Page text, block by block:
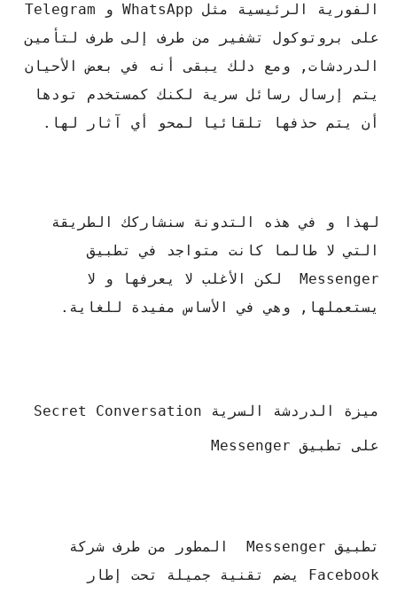
الفورية الرئيسية مثل WhatsApp و Telegram
على بروتوكول تشفير من طرف إلى طرف لتأمين
الدردشات, ومع دلك يبقى أنه في بعض الأحيان
يتم إرسال رسائل سرية لكنك كمستخدم تودها
أن يتم حذفها تلقائيا لمحو أي آثار لها.
لهذا و في هذه التدونة سنشاركك الطريقة
التي لا طالما كانت متواجد في تطبيق
Messenger لكن الأغلب لا يعرفها و لا
يستعملها, وهي في الأساس مفيدة للغاية.
على تطبيق Messenger
تطبيق Messenger المطور من طرف شركة
Facebook يضم تقنية جميلة تحت إطار